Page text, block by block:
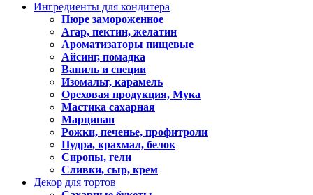
Ингредиенты для кондитера
Пюре замороженное
Агар, пектин, желатин
Ароматизаторы пищевые
Айсинг, помадка
Ваниль и специи
Изомальт, карамель
Ореховая продукция, Мука
Мастика сахарная
Марципан
Рожки, печенье, профитроли
Пудра, крахмал, белок
Сиропы, гели
Сливки, сыр, крем
Декор для тортов